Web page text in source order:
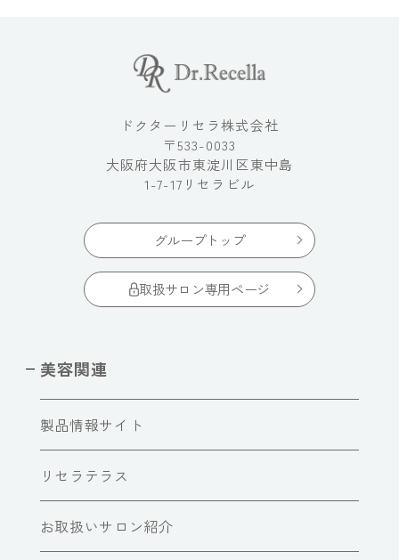
ドクターリセラ株式会社
〒533-0033
大阪府大阪市東淀川区東中島
1-7-17リセラビル
グループトップ
取扱サロン専用ページ
美容関連
製品情報サイト
リセラテラス
お取扱いサロン紹介